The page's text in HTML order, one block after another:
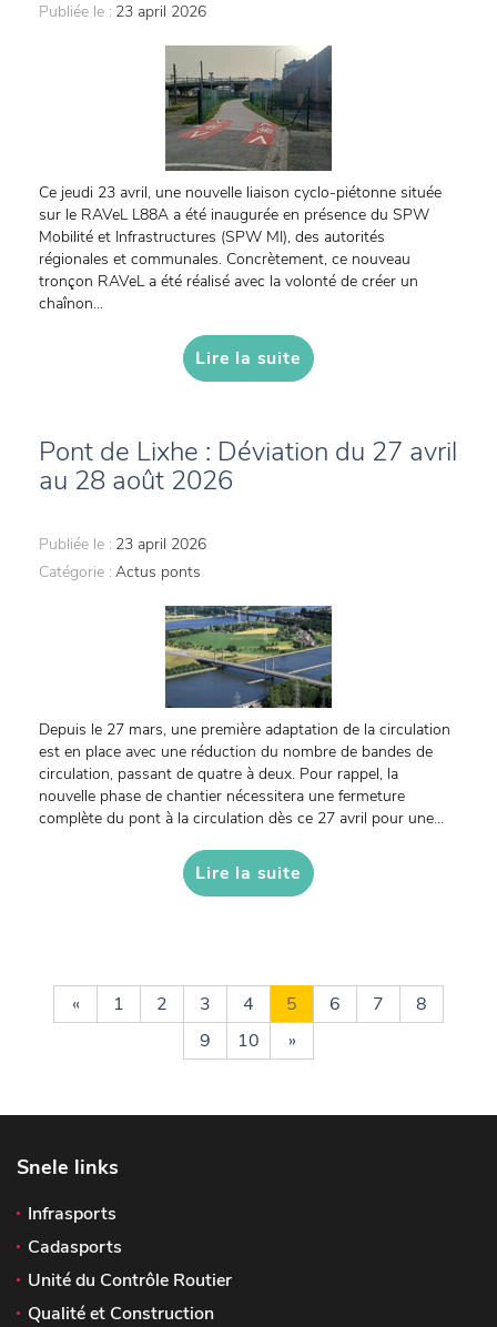
Publiée le : 23 april 2026
Ce jeudi 23 avril, une nouvelle liaison cyclo-piétonne située
sur le RAVeL L88A a été inaugurée en présence du SPW
Mobilité et Infrastructures (SPW MI), des autorités
régionales et communales. Concrètement, ce nouveau
tronçon RAVeL a été réalisé avec la volonté de créer un
chaînon...
Lire la suite
Pont de Lixhe : Déviation du 27 avril
au 28 août 2026
Publiée le : 23 april 2026
Catégorie : Actus ponts
Depuis le 27 mars, une première adaptation de la circulation
est en place avec une réduction du nombre de bandes de
circulation, passant de quatre à deux. Pour rappel, la
nouvelle phase de chantier nécessitera une fermeture
complète du pont à la circulation dès ce 27 avril pour une...
Lire la suite
« 1 2 3 4 5 6 7
8
9
10 »
Snele links
Infrasports
Cadasports
Unité du Contrôle Routier
Qualité et Construction